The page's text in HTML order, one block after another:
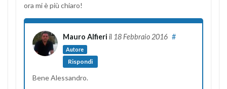
ora mi è più chiaro!
Mauro Alfieri il 18 Febbraio 2016
Autore
#
Rispondi
Bene Alessandro.